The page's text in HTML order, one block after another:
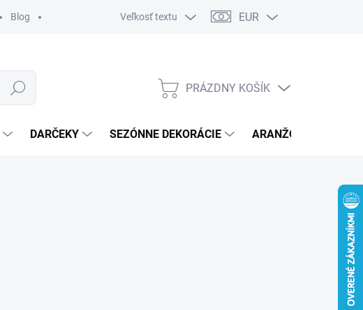
Blog Veľkosť textu EUR
Hľadať
NÁKUPNÝ
PRÁZDNY KOŠÍK
DARČEKY SEZÓNNE DEKORÁCIE ARANŽOVACÍ